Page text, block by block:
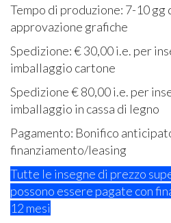
Tempo di produzione: 7-10 gg
approvazione grafiche
Spedizione: € 30,00 i.e. per
imballaggio cartone
Spedizione € 80,00 i.e. per
imballaggio in cassa di legno
Pagamento: Bonifico
finanziamento/leasing
Tutte le insegne di prezzo
possono essere pagate con
12 mesi